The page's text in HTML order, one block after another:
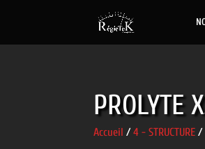
PROLYTE
Accueil /4 - STRUCTURE /